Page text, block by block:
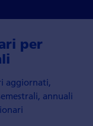
per
aggiornati,
annuali